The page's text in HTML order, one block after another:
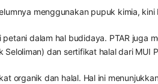
menggunakan pupuk kimia,
dalam hal budidaya. PTAR
dan sertifikat halal dari MUI
organik dan halal. Hal ini